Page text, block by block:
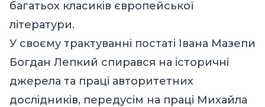
багатьох класиків європейської
літератури.
У своєму трактуванні постаті Івана Мазепи
Богдан Лепкий спирався на історичні
джерела та праці авторитетних
дослідників, передусім на праці Михайла